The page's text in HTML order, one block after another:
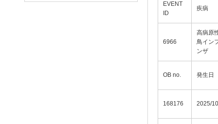
EVENT
ID
疾病
6966
高病原
鳥イン
ンザ
OB no. 発生日
168176 2025/